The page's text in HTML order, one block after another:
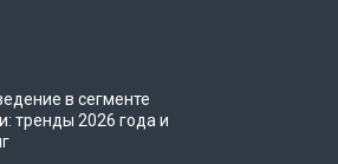
в сегменте
тренды 2026 года и